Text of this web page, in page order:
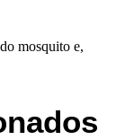
mosquito e,